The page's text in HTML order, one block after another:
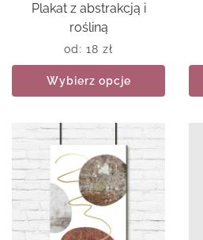
Plakat z abstrakcją i
rośliną
od: 18 zł
Wybierz opcje